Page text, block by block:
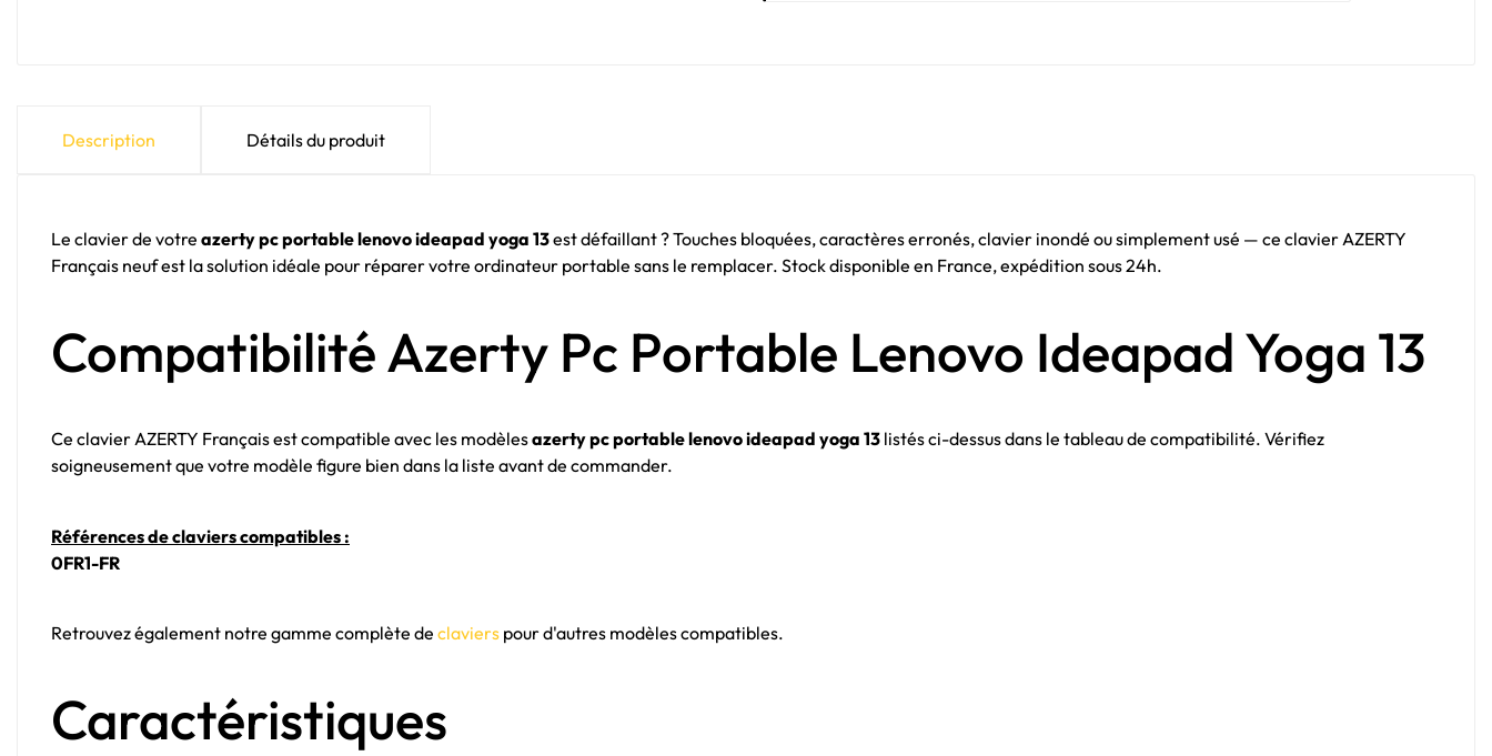
Description Détails du produit
Le clavier de votre azerty pc portable lenovo ideapad yoga 13est défaillant ? Touches bloquées, caractères erronés, clavier inondé ou simplement usé — ce clavier AZERTY
Français neuf est la solution idéale pour réparer votre ordinateur portable sans le remplacer. Stock disponible en France, expédition sous 24h.
Compatibilité Azerty Pc Portable Lenovo Ideapad Yoga 13
Ce clavier AZERTY Français est compatible avec les modèlesazerty pc portable lenovo ideapad yoga 13 listés ci-dessus dans le tableau de compatibilité. Vérifiez
soigneusement que votre modèle figure bien dans la liste avant de commander.
Références de claviers compatibles :
0FR1-FR
Retrouvez également notre gamme complète de claviers pour d'autres modèles compatibles.
Caractéristiques